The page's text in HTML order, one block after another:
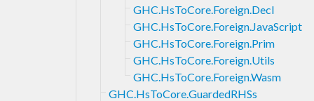
GHC.HsToCore.Foreign.Decl
GHC.HsToCore.Foreign.JavaScript
GHC.HsToCore.Foreign.Prim
GHC.HsToCore.Foreign.Utils
GHC.HsToCore.Foreign.Wasm
GHC.HsToCore.GuardedRHSs